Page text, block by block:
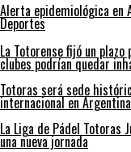
Alerta epidemiológica en
Deportes
La Totorense fijó un
clubes podrían quedar
Totoras será sede
internacional en Argentina
La Liga de Pádel Totoras
una nueva jornada